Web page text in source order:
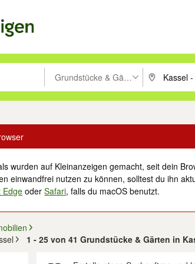
drücken um zu suchen, oder Vorschläge
Grundstücke & Gärten PLZ oder
wurden auf Kleinanzeigen gemacht, seit dein
einwandfrei nutzen zu können, solltest du ihn
Edge oderSafari, falls du macOS benutzt.
1 - 25 von 41 Grundstücke & Gärten in